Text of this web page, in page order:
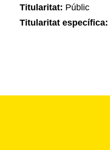
Titularitat: Públic
Titularitat específica: